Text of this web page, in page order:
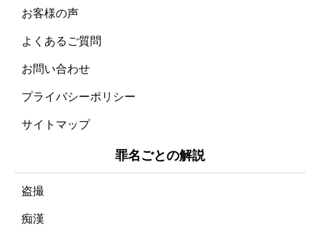
お客様の声
よくあるご質問
お問い合わせ
プライバシーポリシー
サイトマップ
罪名ごとの解説
盗撮
痴漢